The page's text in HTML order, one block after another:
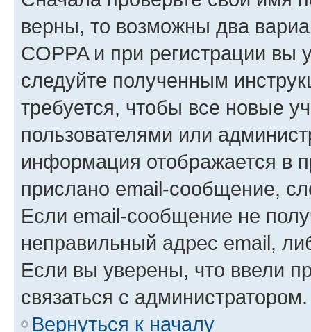
верны, то возможны два
COPPA и при регистрации вы
следуйте полученным
требуется, чтобы все новые
пользователями или
информация отображается в
прислано email-сообщение,
Если email-сообщение не
неправильный адрес email,
Если вы уверены, что ввели
связаться с администратором.
Вернуться к началу